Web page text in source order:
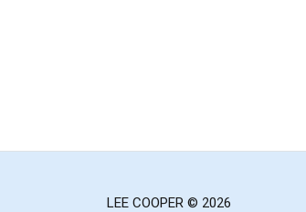
LEE COOPER © 2026